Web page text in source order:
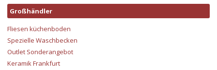
Großhändler
Fliesen küchenboden
Spezielle Waschbecken
Outlet Sonderangebot
Keramik Frankfurt